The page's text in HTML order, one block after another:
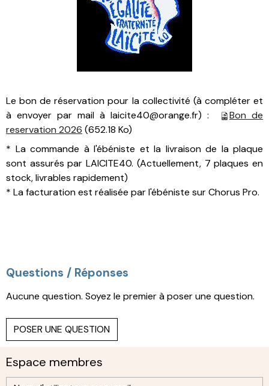
Le bon de réservation pour la collectivité (à compléter et
à envoyer par mail à laicite40@orange.fr) :
Bon de
reservation 2026 (652.18 Ko)
* La commande à l'ébéniste et la livraison de la plaque
sont assurés par LAICITE40. (Actuellement, 7 plaques en
stock, livrables rapidement)
* La facturation est réalisée par l'ébéniste sur Chorus Pro.
Questions / Réponses
Aucune question. Soyez le premier à poser une question.
POSER UNE QUESTION
Espace membres